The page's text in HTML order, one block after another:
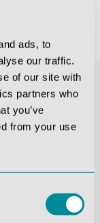
ads, to
our traffic.
of our site with
partners who
you’ve
from your use